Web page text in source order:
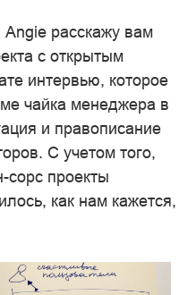
расскажу вам
с открытым
интервью, которое
чайка менеджера в
и правописание
С учетом того,
сорс проекты
как нам кажется,